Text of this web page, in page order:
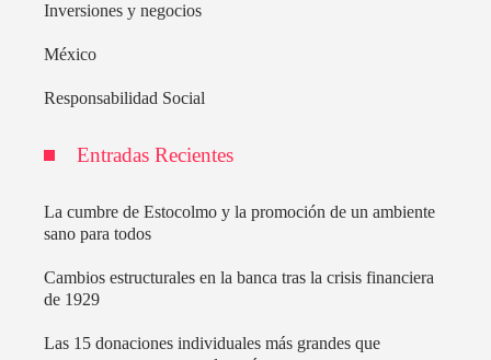
Inversiones y negocios
México
Responsabilidad Social
Entradas Recientes
La cumbre de Estocolmo y la promoción de un ambiente
sano para todos
Cambios estructurales en la banca tras la crisis financiera
de 1929
Las 15 donaciones individuales más grandes que